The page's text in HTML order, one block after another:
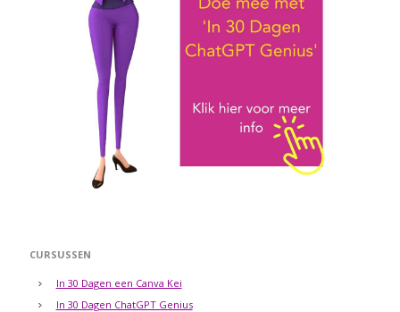
CURSUSSEN
In 30 Dagen een Canva Kei
In 30 Dagen ChatGPT Genius